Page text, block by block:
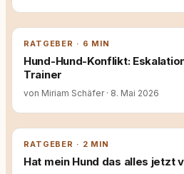
RATGEBER · 6 MIN
Hund-Hund-Konflikt:
Trainer
von Miriam Schäfer · 8. Mai 2026
RATGEBER · 2 MIN
Hat mein Hund das alles jetzt